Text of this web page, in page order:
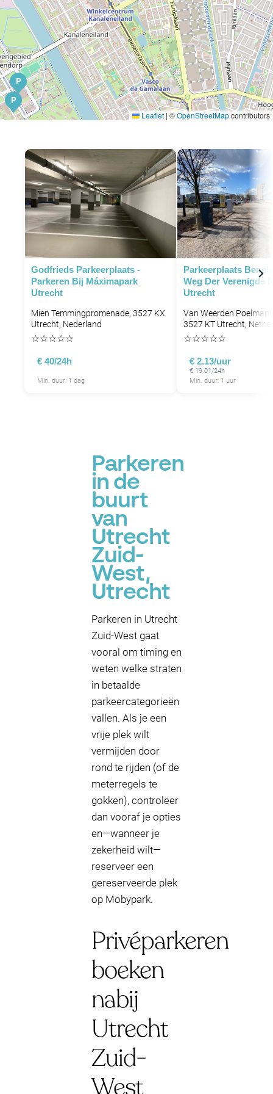
P
P
Leaflet | ©OpenStreetMapcontributors
Godfrieds Parkeerplaats -
Parkeren Bij Máximapark
Utrecht
Mien Temmingpromenade, 3527 KX
Utrecht, Nederland
☆☆☆☆☆
€ 40/24h
Min. duur: 1 dag
Parkeerplaats
Weg Der Verenigde
Utrecht
Van Weerden
3527 KT Utrecht,
☆☆☆☆☆
€ 2.13/uur
€ 19.01/24h
Min. duur: 1 uur
Parkeren
in de
buurt
van
Utrecht
Zuid-
West,
Utrecht
Parkeren in Utrecht
Zuid-West gaat
vooral om timing en
weten welke straten
in betaalde
parkeercategorieën
vallen. Als je een
vrije plek wilt
vermijden door
rond te rijden (of de
meterregels te
gokken), controleer
dan vooraf je opties
en—wanneer je
zekerheid wilt—
reserveer een
gereserveerde plek
op Mobypark.
Privéparkeren
boeken
nabij
Utrecht
Zuid-